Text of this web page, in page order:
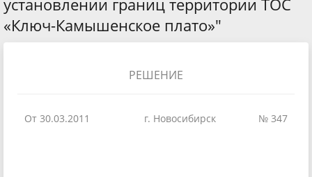
«Ключ-Камышенское плато»"
РЕШЕНИЕ
От 30.03.2011 г. Новосибирск № 347